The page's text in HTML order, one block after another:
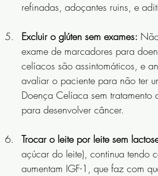
refinadas, adoçantes ruins, e
Excluir o glúten sem exames:
exame de marcadores para
celíacos são assintomáticos, e
avaliar o paciente para não ter
Doença Celíaca sem
para desenvolver câncer.
Trocar o leite por leite sem
açúcar do leite), continua tendo
aumentam IGF-1, que faz com